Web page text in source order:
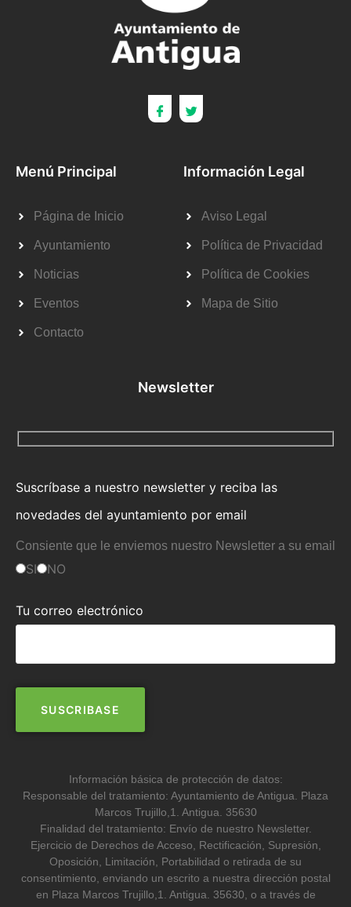
Menú Principal
Página de Inicio
Ayuntamiento
Noticias
Eventos
Contacto
Información Legal
Aviso Legal
Política de Privacidad
Política de Cookies
Mapa de Sitio
Newsletter
Suscríbase a nuestro newsletter y reciba las
novedades del ayuntamiento por email
Consiente que le enviemos nuestro Newsletter a su email
SI NO
Tu correo electrónico
Información básica de protección de datos:
Responsable del tratamiento: Ayuntamiento de Antigua. Plaza
Marcos Trujillo,1. Antigua. 35630
Finalidad del tratamiento: Envío de nuestro Newsletter.
Ejercicio de Derechos de Acceso, Rectificación, Supresión,
Oposición, Limitación, Portabilidad o retirada de su
consentimiento, enviando un escrito a nuestra dirección postal
en Plaza Marcos Trujillo,1. Antigua. 35630, o a través de